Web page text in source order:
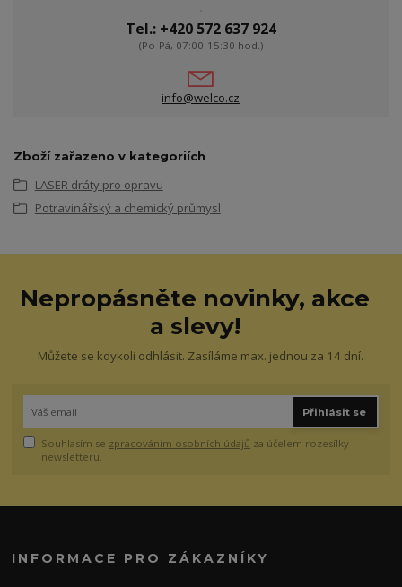
Tel.: +420 572 637 924
(Po-Pá, 07:00-15:30 hod.)
info@welco.cz
Zboží zařazeno v kategoriích
LASER dráty pro opravu
Potravinářský a chemický průmysl
Nepropásněte novinky, akce
a slevy!
Můžete se kdykoli odhlásit. Zasíláme max. jednou za 14 dní.
Přihlásit se
Souhlasím se zpracováním osobních údajů za účelem rozesílky
newsletteru.
INFORMACE PRO ZÁKAZNÍKY